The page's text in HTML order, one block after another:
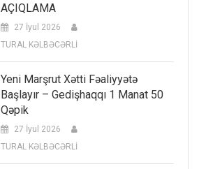
AÇIQLAMA
27 İyul 2026
TURAL KƏLBƏCƏRLİ
Yeni Marşrut Xətti Fəaliyyətə
Başlayır – Gedişhaqqı 1 Manat 50
Qəpik
27 İyul 2026
TURAL KƏLBƏCƏRLİ